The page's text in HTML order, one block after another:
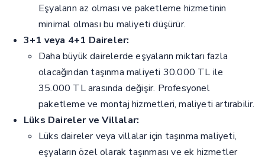
Eşyaların az olması ve paketleme hizmetinin
minimal olması bu maliyeti düşürür.
3+1 veya 4+1 Daireler:
Daha büyük dairelerde eşyaların miktarı fazla
olacağından taşınma maliyeti 30.000 TL ile
35.000 TL arasında değişir. Profesyonel
paketleme ve montaj hizmetleri, maliyeti artırabilir.
Lüks Daireler ve Villalar:
Lüks daireler veya villalar için taşınma maliyeti,
eşyaların özel olarak taşınması ve ek hizmetler